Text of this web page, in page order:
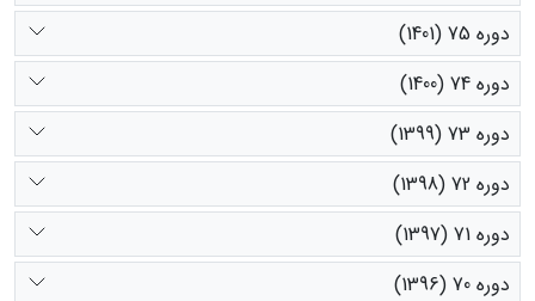
دوره 75 (1401)
دوره 74 (1400)
دوره 73 (1399)
دوره 72 (1398)
دوره 71 (1397)
دوره 70 (1396)